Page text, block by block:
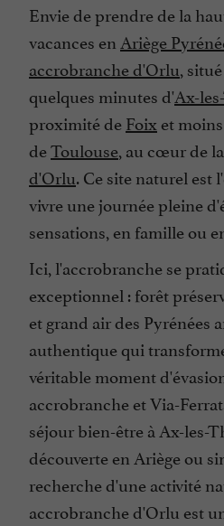
Envie de prendre de la
vacances en Ariège
accrobranche d'Orlu,
quelques minutes d'Ax-
proximité deFoix et
deToulouse, au cœur de
d'Orlu. Ce site naturel
vivre une journée pleine
sensations, en famille ou
Ici, l'accrobranche se
exceptionnel : forêt
et grand air des Pyrénées
authentique qui
véritable moment
accrobranche etVia-
séjour bien-être à Ax-les-
découverte en Ariège ou
recherche d'une activité
accrobranche d'Orlu est